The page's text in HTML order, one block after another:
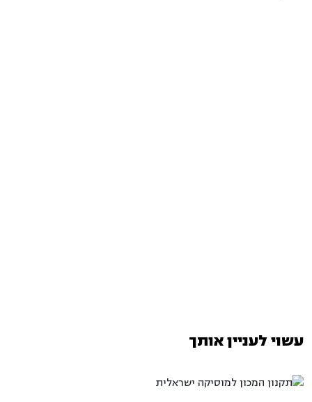
עשוי לעניין אותך